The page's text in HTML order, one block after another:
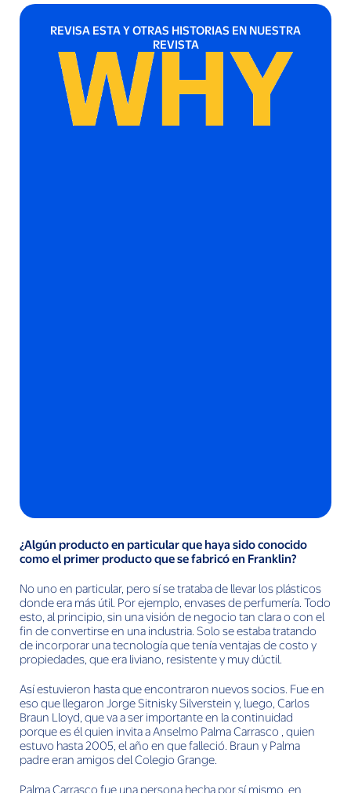
REVISA ESTA Y OTRAS HISTORIAS EN NUESTRA
REVISTA
¿Algún producto en particular que haya sido conocido
como el primer producto que se fabricó en Franklin?
No uno en particular, pero sí se trataba de llevar los plásticos
donde era más útil. Por ejemplo, envases de perfumería. Todo
esto, al principio, sin una visión de negocio tan clara o con el
fin de convertirse en una industria. Solo se estaba tratando
de incorporar una tecnología que tenía ventajas de costo y
propiedades, que era liviano, resistente y muy dúctil.
Así estuvieron hasta que encontraron nuevos socios. Fue en
eso que llegaron Jorge Sitnisky Silverstein y, luego, Carlos
Braun Lloyd, que va a ser importante en la continuidad
porque es él quien invita a Anselmo Palma Carrasco , quien
estuvo hasta 2005, el año en que falleció. Braun y Palma
padre eran amigos del Colegio Grange.
Palma Carrasco fue una persona hecha por sí mismo, en